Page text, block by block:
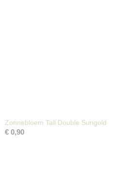
Zonnebloem Tall Double Sungold
€ 0,90